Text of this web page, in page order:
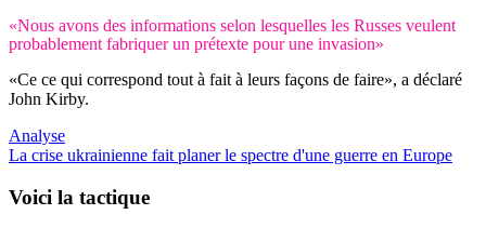
«Nous avons des informations selon lesquelles les Russes veulent
probablement fabriquer un prétexte pour une invasion»
«Ce ce qui correspond tout à fait à leurs façons de faire», a déclaré
John Kirby.
Analyse
La crise ukrainienne fait planer le spectre d'une guerre en Europe
Voici la tactique